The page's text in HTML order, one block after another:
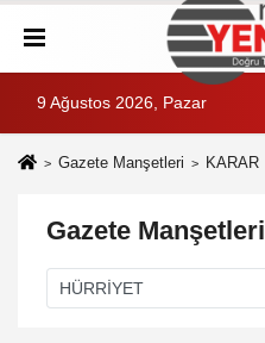
9 Ağustos 2026, Pazar
Gazete Manşetleri KARAR
Gazete Manşetleri